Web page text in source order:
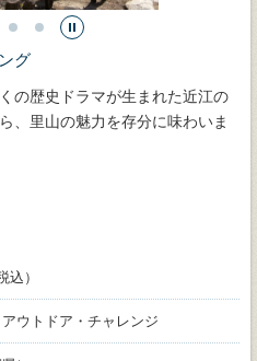
グ
の歴史ドラマが生まれた近江の
、里山の魅力を存分に味わいま
込）
ウトドア・チャレンジ